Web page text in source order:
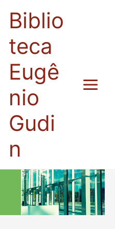
Biblio
teca
Eugê
nio
Gudi
n